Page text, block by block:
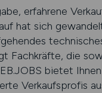
erfahrene
hat sich
Fachkräfte, die
bietet
Verkaufsprofis